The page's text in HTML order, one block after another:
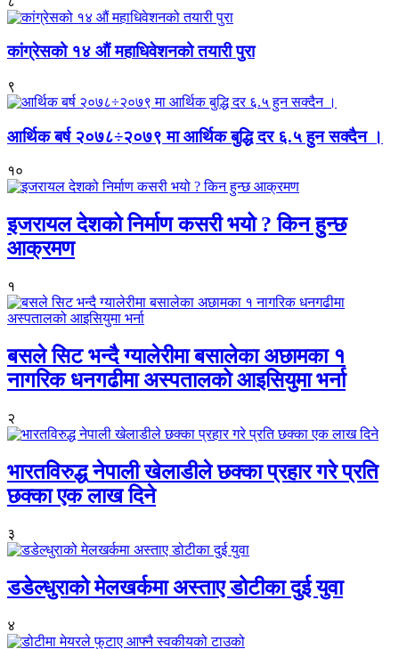
कांग्रेसको १४ औं महाधिवेशनको तयारी पुरा
९
आर्थिक बर्ष २०७८÷२०७९ मा आर्थिक बुद्धि दर ६.५ हुन सक्दैन ।
१०
इजरायल देशको निर्माण कसरी भयो ? किन हुन्छ
आक्रमण
१
बसले सिट भन्दै ग्यालेरीमा बसालेका अछामका १
नागरिक धनगढीमा अस्पतालको आइसियुमा भर्ना
२
भारतविरुद्ध नेपाली खेलाडीले छक्का प्रहार गरे प्रति
छक्का एक लाख दिने
३
डडेल्धुराको मेलखर्कमा अस्ताए डोटीका दुई युवा
४